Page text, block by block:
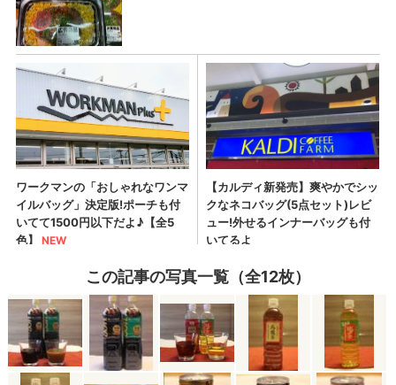
この記事の写真一覧（全12枚）